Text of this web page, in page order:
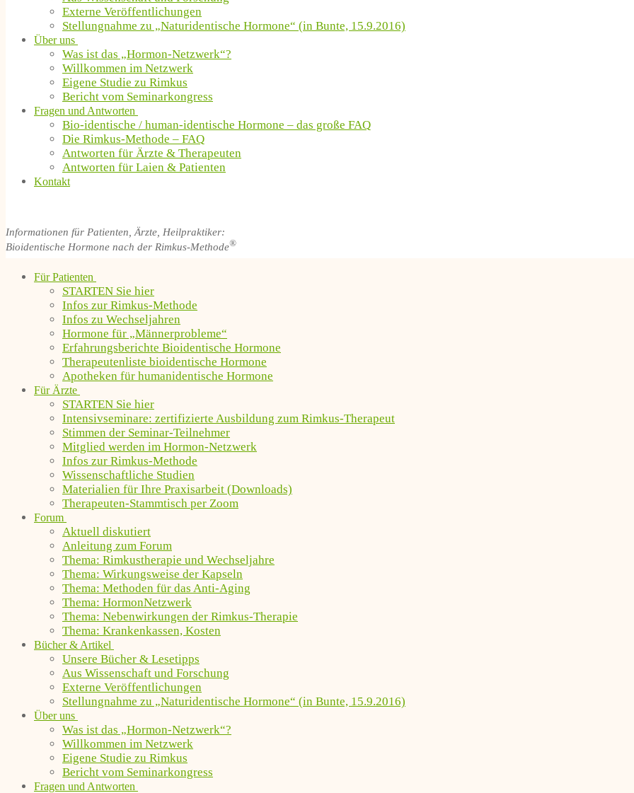
Externe Veröffentlichungen
Stellungnahme zu „Naturidentische Hormone“ (in Bunte, 15.9.2016)
Über uns
Was ist das „Hormon-Netzwerk“?
Willkommen im Netzwerk
Eigene Studie zu Rimkus
Bericht vom Seminarkongress
Fragen und Antworten
Bio-identische / human-identische Hormone – das große FAQ
Die Rimkus-Methode – FAQ
Antworten für Ärzte & Therapeuten
Antworten für Laien & Patienten
Kontakt
Informationen für Patienten, Ärzte, Heilpraktiker:
Bioidentische Hormone nach der Rimkus-Methode®
Für Patienten
STARTEN Sie hier
Infos zur Rimkus-Methode
Infos zu Wechseljahren
Hormone für „Männerprobleme“
Erfahrungsberichte Bioidentische Hormone
Therapeutenliste bioidentische Hormone
Apotheken für humanidentische Hormone
Für Ärzte
STARTEN Sie hier
Intensivseminare: zertifizierte Ausbildung zum Rimkus-Therapeut
Stimmen der Seminar-Teilnehmer
Mitglied werden im Hormon-Netzwerk
Infos zur Rimkus-Methode
Wissenschaftliche Studien
Materialien für Ihre Praxisarbeit (Downloads)
Therapeuten-Stammtisch per Zoom
Forum
Aktuell diskutiert
Anleitung zum Forum
Thema: Rimkustherapie und Wechseljahre
Thema: Wirkungsweise der Kapseln
Thema: Methoden für das Anti-Aging
Thema: HormonNetzwerk
Thema: Nebenwirkungen der Rimkus-Therapie
Thema: Krankenkassen, Kosten
Bücher & Artikel
Unsere Bücher & Lesetipps
Aus Wissenschaft und Forschung
Externe Veröffentlichungen
Stellungnahme zu „Naturidentische Hormone“ (in Bunte, 15.9.2016)
Über uns
Was ist das „Hormon-Netzwerk“?
Willkommen im Netzwerk
Eigene Studie zu Rimkus
Bericht vom Seminarkongress
Fragen und Antworten